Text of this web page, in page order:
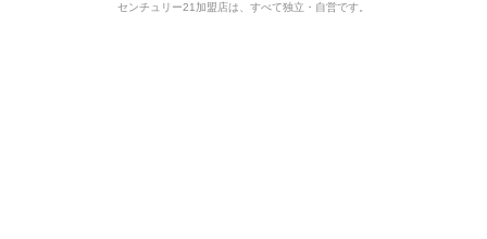
センチュリー21加盟店は、すべて独立・自営です。